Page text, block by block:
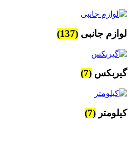
لوازم جانبی (137)
گیربکس (7)
کیلومتر (7)